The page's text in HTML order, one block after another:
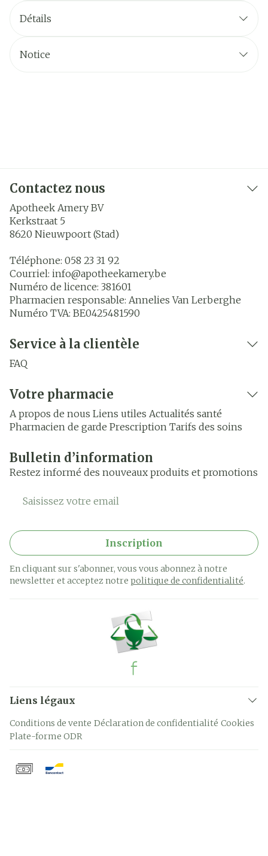
Détails
Notice
Contactez nous
Apotheek Amery BV
Kerkstraat 5
8620 Nieuwpoort (Stad)
Téléphone: 058 23 31 92
Courriel: info@apotheekamery.be
Numéro de licence: 381601
Pharmacien responsable: Annelies Van Lerberghe
Numéro TVA: BE0425481590
Service à la clientèle
FAQ
Votre pharmacie
A propos de nous Liens utiles Actualités santé
Pharmacien de garde Prescription Tarifs des soins
Bulletin d’information
Restez informé des nouveaux produits et promotions
Adresse mail
Inscription
En cliquant sur s'abonner, vous vous abonnez à notre
newsletter et acceptez notre politique de confidentialité.
Liens légaux
Conditions de vente Déclaration de confidentialité Cookies
Plate-forme ODR